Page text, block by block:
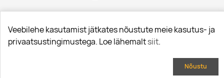
Veebilehe kasutamist jätkates nõustute meie kasutus- ja
privaatsustingimustega. Loe lähemaltsiit.
Nõustu